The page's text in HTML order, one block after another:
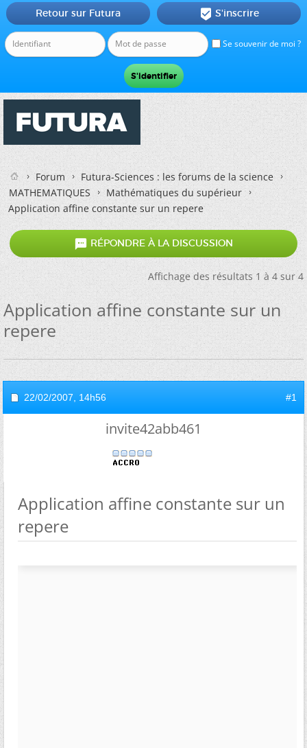
Se souvenir de moi ?
Retour sur Futura  S'inscrire
Forum
Futura-Sciences : les forums de la science
MATHEMATIQUES
Mathématiques du supérieur
Application affine constante sur un repere
 RÉPONDRE À LA DISCUSSION
Affichage des résultats 1 à 4 sur 4
Application affine constante sur un
repere
22/02/2007, 14h56 #1
invite42abb461
Application affine constante sur un
repere